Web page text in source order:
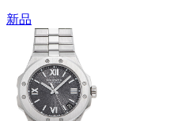
新品